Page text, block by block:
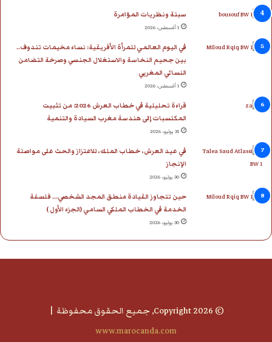
سبتة ونظريات المؤامرة
1 أغسطس، 2026
في اليوم العالمي للمرأة الأفريقية: نساء مخيمات تندوف..
بين جحيم النخاسة والاستغلال الجنسي وصرخة التضامن
النسائي المغربي
1 أغسطس، 2026
قراءة تحليلية في خطاب العرش 2026: من تثبيت
المكتسبات إلى هندسة مغرب السيادة والتنمية
31 يوليو، 2026
في عيد العرش، خطاب الملك، للاعتزاز والحث على مواصلة
الإنجاز
30 يوليو، 2026
حين تتجاوز القيادة منطق المجد الشخصي… فلسفة
الخدمة في الخطاب الملكي السامي (الجزء الأول )
30 يوليو، 2026
© Copyright 2026, جميع الحقوق محفوظة |
www.marocanda.com